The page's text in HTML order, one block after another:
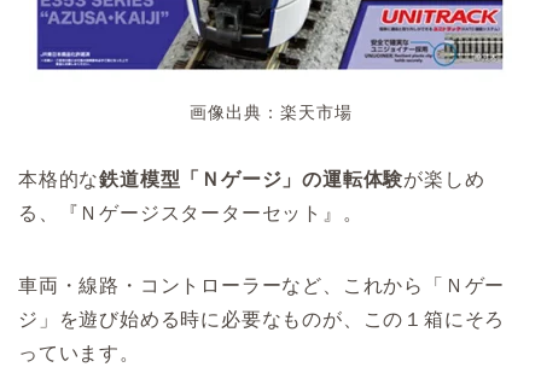
画像出典：楽天市場
本格的な鉄道模型「Ｎゲージ」の運転体験が楽しめ
る、『Ｎゲージスターターセット』。
車両・線路・コントローラーなど、これから「Ｎゲー
ジ」を遊び始める時に必要なものが、この１箱にそろ
っています。